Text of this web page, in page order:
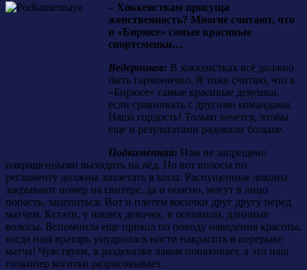
– Хоккеисткам присуща
женственность? Многие считают, что
в «Бирюсе» самые красивые
спортсменки…
Ведерников: В хоккеистках всё должно
быть гармонично. Я тоже считаю, что в
«Бирюсе» самые красивые девушки,
если сравнивать с другими командами.
Наша гордость! Только хочется, чтобы
еще и результатами радовали больше.
Подкаменная: Нам не запрещено
накрашенными выходить на лёд. Но вот волосы по
регламенту должны заплетать в косы. Распущенные локоны
закрывают номер на свитере, да и опасно, могут в лицо
попасть, зацепиться. Вот и плетем косички друг другу перед
матчем. Кстати, у наших девочек, в основном, длинные
волосы. Вспомнила еще прикол по поводу наведения красоты,
когда наш вратарь умудрилась ногти накрасить в перерыве
матча! Чувствуем, в раздевалке лаком попахивает, а это наш
голкипер коготки разрисовывает.